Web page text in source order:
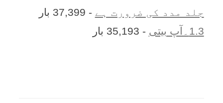
جلد مدد کی ضرورت ہے - 37,399 بار
1.3۔آپ بیتی
- 35,193 بار